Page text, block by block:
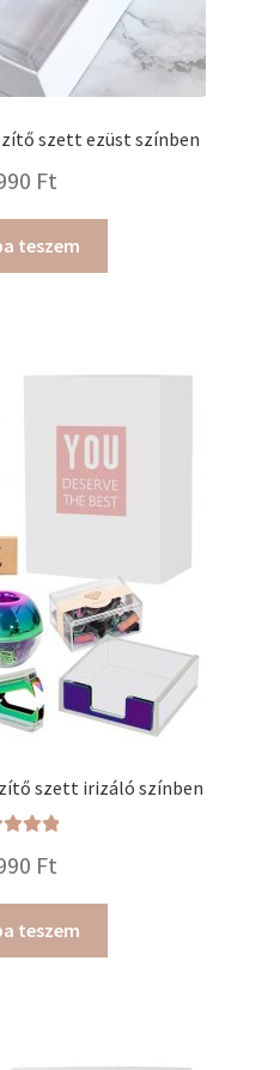
szett ezüst színben
Ft
teszem
szett irizáló színben
/ 5 Ft
teszem